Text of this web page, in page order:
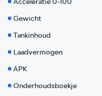
Gewicht
Tankinhoud
Laadvermogen
APK
Onderhoudsboekje